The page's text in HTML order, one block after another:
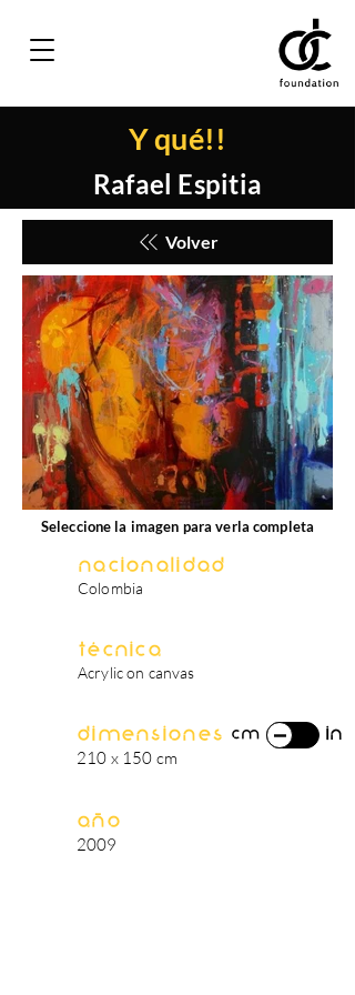
Y qué!!
Rafael Espitia
Volver
Seleccione la imagen para verla completa
Nacionalidad
Colombia
Técnica
Acrylic on canvas
Dimensiones
210 x 150 cm
cm in
Año
2009